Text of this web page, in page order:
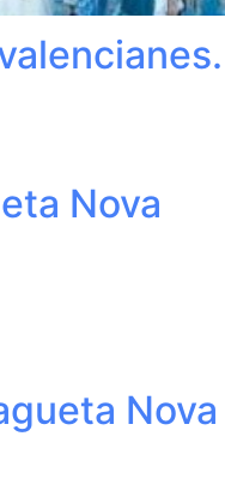
Nova
Nova